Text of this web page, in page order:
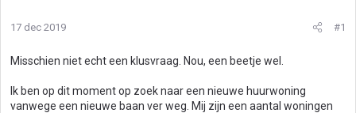
17 dec 2019 #1
Misschien niet echt een klusvraag. Nou, een beetje wel.
Ik ben op dit moment op zoek naar een nieuwe huurwoning
vanwege een nieuwe baan ver weg. Mij zijn een aantal woningen